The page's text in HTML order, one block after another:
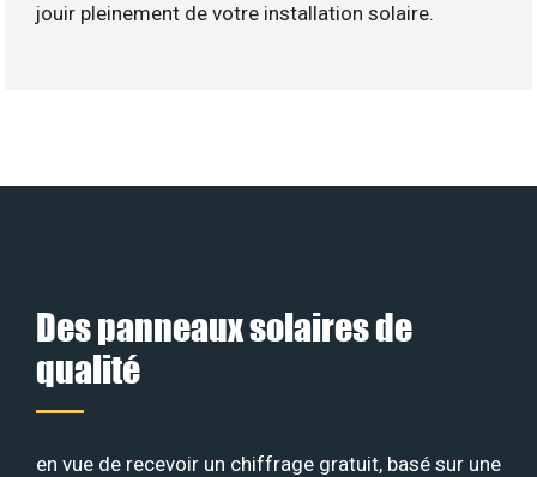
jouir pleinement de votre installation solaire.
Des panneaux solaires de
qualité
en vue de recevoir un chiffrage gratuit, basé sur une